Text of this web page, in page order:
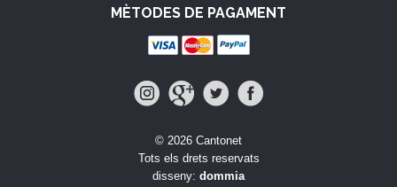
MÈTODES DE PAGAMENT
© 2026 Cantonet
Tots els drets reservats
disseny: dommia